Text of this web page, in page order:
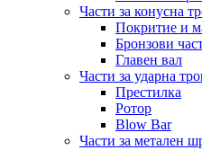
Части за конусна
Покритие и
Бронзови
Главен вал
Части за ударна
Престилка
Ротор
Blow Bar
Части за метален